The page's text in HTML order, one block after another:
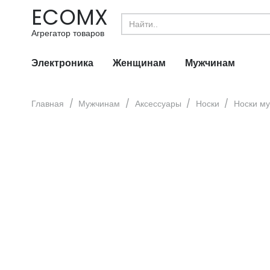
ECOMX
Агрегатор товаров
Search
for:
Электроника Женщинам Мужчинам
Главная / Мужчинам / Аксессуары / Носки / Носки